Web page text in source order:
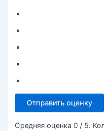
Отправить оценку
Средняя оценка 0 / 5.